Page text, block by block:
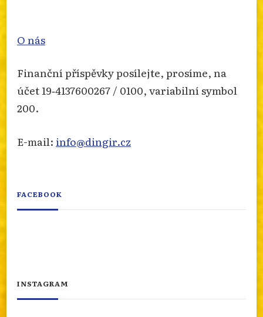
O nás
Finanční příspěvky posílejte, prosíme, na
účet 19‐4137600267 / 0100, variabilní symbol
200.
E-mail: info@dingir.cz
FACEBOOK
INSTAGRAM